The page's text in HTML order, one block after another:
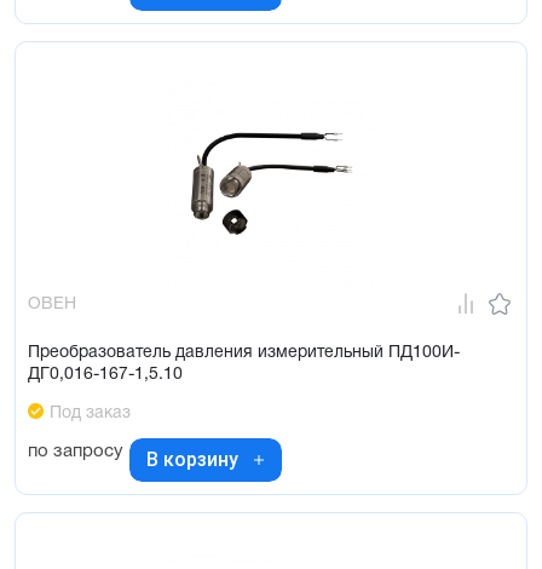
ОВЕН
Преобразователь давления измерительный ПД100И-
ДГ0,016-167-1,5.10
Под заказ
по запросу В корзину